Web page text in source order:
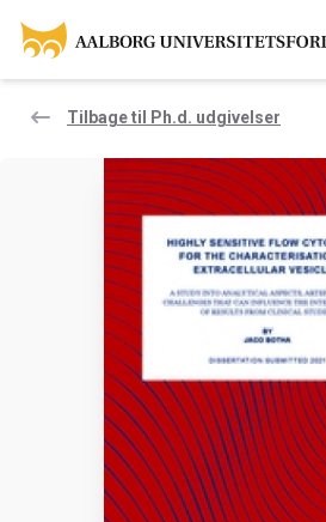
Tilbage til Ph.d. udgivelser